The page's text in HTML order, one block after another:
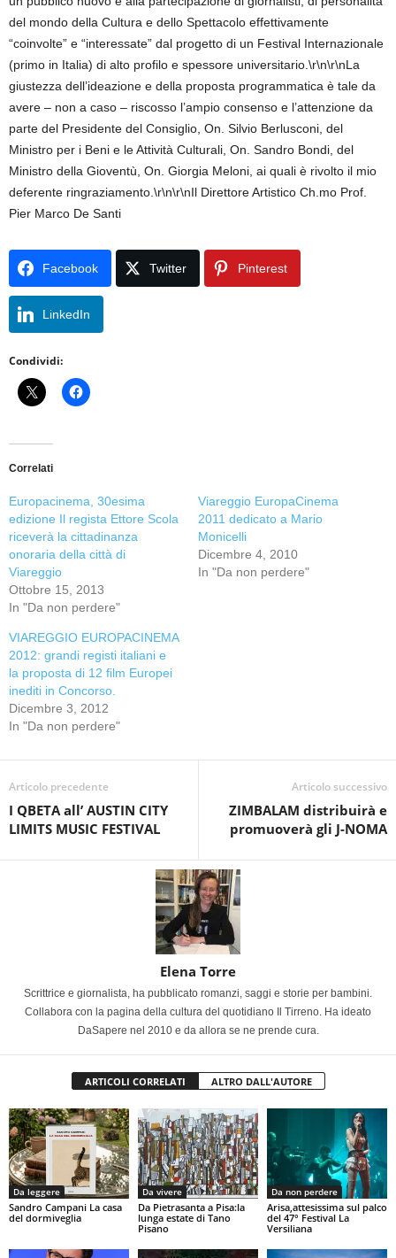
Facebook Twitter Pinterest
LinkedIn
Condividi:
Correlati
Europacinema, 30esima
edizione Il regista Ettore Scola
riceverà la cittadinanza
onoraria della città di
Viareggio
Ottobre 15, 2013
In "Da non perdere"
Viareggio EuropaCinema
2011 dedicato a Mario
Monicelli
Dicembre 4, 2010
In "Da non perdere"
VIAREGGIO EUROPACINEMA
2012: grandi registi italiani e
la proposta di 12 film Europei
inediti in Concorso.
Dicembre 3, 2012
In "Da non perdere"
Articolo precedente
I QBETA all’ AUSTIN CITY
LIMITS MUSIC FESTIVAL
Articolo successivo
ZIMBALAM distribuirà e
promuoverà gli J-NOMA
Elena Torre
Scrittrice e giornalista, ha pubblicato romanzi, saggi e storie per bambini.
Collabora con la pagina della cultura del quotidiano Il Tirreno. Ha ideato
DaSapere nel 2010 e da allora se ne prende cura.
ARTICOLI CORRELATI ALTRO DALL'AUTORE
Da leggere
Sandro Campani La casa
del dormiveglia
Da vivere
Da Pietrasanta a Pisa:la
lunga estate di Tano
Pisano
Da non perdere
Arisa,attesissima sul palco
del 47° Festival La
Versiliana